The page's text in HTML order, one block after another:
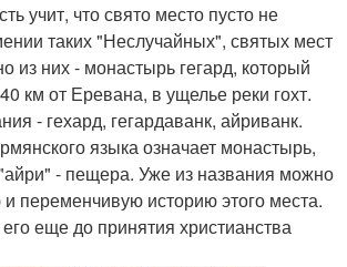
учит, что свято место пусто не
таких "Неслучайных", святых мест
из них - монастырь гегард, который
км от Еревана, в ущелье реки гохт.
- гехард, гегардаванк, айриванк.
языка означает монастырь,
- пещера. Уже из названия можно
переменчивую историю этого места.
еще до принятия христианства